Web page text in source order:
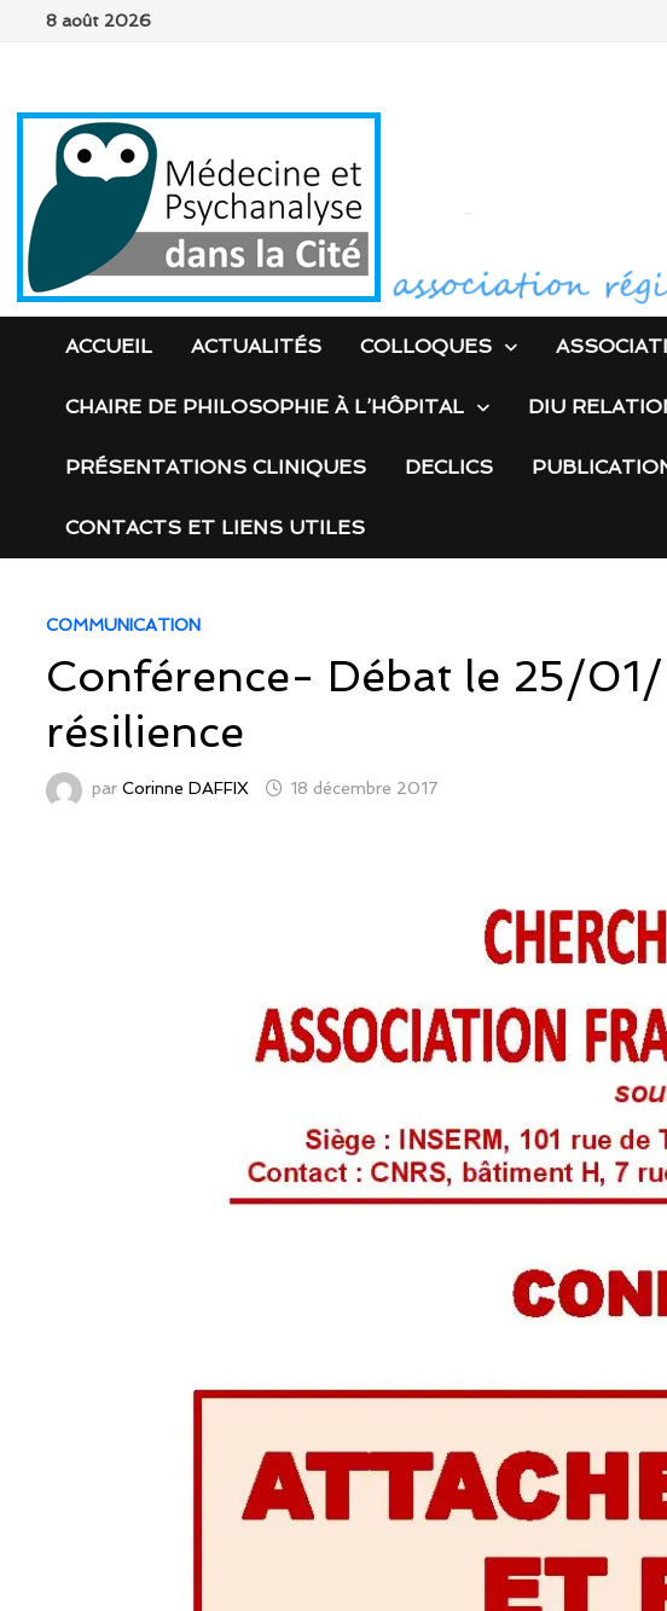
Passer8 août 2026
ACCUEIL ACTUALITÉS COLLOQUES
CHAIRE DE PHILOSOPHIE À L’HÔPITAL DIU
PRÉSENTATIONS CLINIQUES DECLICS
CONTACTS ET LIENS UTILES
COMMUNICATION
Conférence- Débat le 25/
résilience
parCorinne DAFFIX 18 décembre 2017